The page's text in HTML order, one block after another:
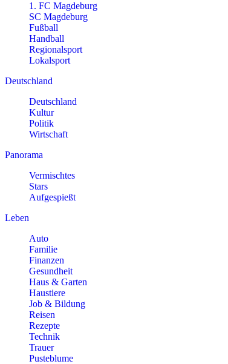
1. FC Magdeburg
SC Magdeburg
Fußball
Handball
Regionalsport
Lokalsport
Deutschland
Deutschland
Kultur
Politik
Wirtschaft
Panorama
Vermischtes
Stars
Aufgespießt
Leben
Auto
Familie
Finanzen
Gesundheit
Haus & Garten
Haustiere
Job & Bildung
Reisen
Rezepte
Technik
Trauer
Pusteblume